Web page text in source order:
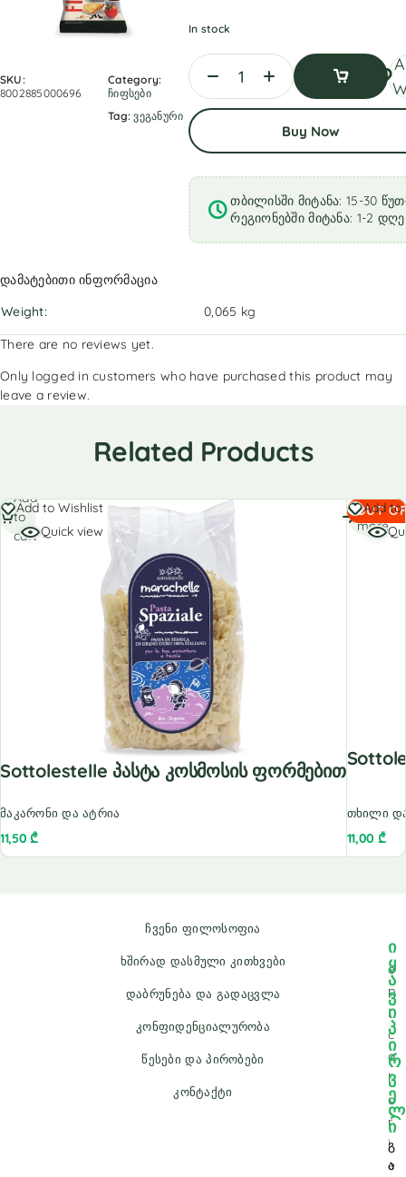
SKU:
8002885000696
Category:
ჩიფსები
Tag:ვეგანური
In stock
To
Buy Now
თბილისში მიტანა: 15-30
რეგიონებში მიტანა: 1-2 დღე
დამატებითი ინფორმაცია
Weight
0,065 kg
There are no reviews yet.
Only logged in customers who have purchased this product may
leave a review.
Related Products
Add to Wishlist
Quick view
Sottolestelle Პასტა Კოსმოსის Ფორმებით
მაკარონი და ატრია
11,50₾
Add
to
cart
OUT
Add to
თხილი
11,00 ₾
Read
more
ჩვენი ფილოსოფია
ხშირად დასმული კითხვები
დაბრუნება და გადაცვლა
კონფიდენციალურობა
წესები და პირობები
კონტაქტი
e
p
i
c
a
l
o
r
i
e
ი
ყ
ა
ვ
ი
პ
ი
რ
ვ
ე
ლ
ი
გ
ა